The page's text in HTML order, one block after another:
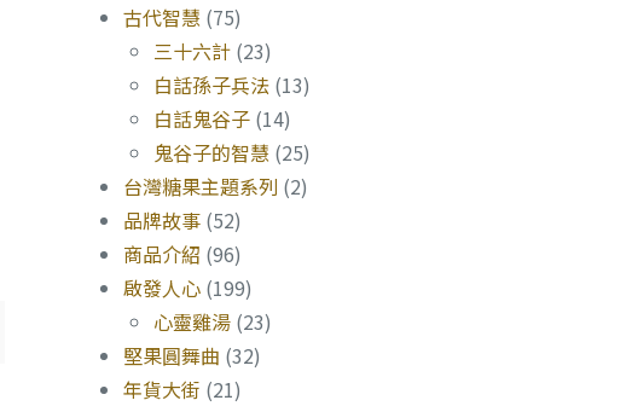
古代智慧 (75)
三十六計 (23)
白話孫子兵法 (13)
白話鬼谷子 (14)
鬼谷子的智慧 (25)
台灣糖果主題系列 (2)
品牌故事 (52)
商品介紹 (96)
啟發人心 (199)
心靈雞湯 (23)
堅果圓舞曲 (32)
年貨大街 (21)